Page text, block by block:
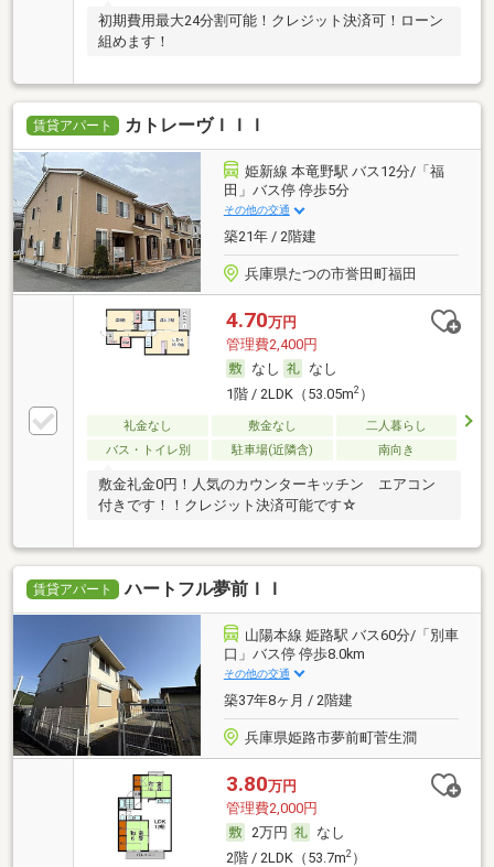
初期費用最大24分割可能！クレジット決済可！ローン
組めます！
賃貸アパート カトレーヴＩＩＩ
姫新線 本竜野駅 バス12分/「福
田」バス停 停歩5分
その他の交通
築21年 / 2階建
兵庫県たつの市誉田町福田
4.70万円
管理費2,400円
なし
なし
1階 / 2LDK（53.05m2）
礼金なし 敷金なし
二人暮らし
バス・トイレ別
駐車場(近隣含) 南向き
敷金礼金0円！人気のカウンターキッチン エアコン
付きです！！クレジット決済可能です☆
賃貸アパート ハートフル夢前ＩＩ
山陽本線 姫路駅 バス60分/「別車
口」バス停 停歩8.0km
その他の交通
築37年8ヶ月 / 2階建
兵庫県姫路市夢前町菅生澗
3.80万円
管理費2,000円
2万円
なし
2階 / 2LDK（53.7m2）